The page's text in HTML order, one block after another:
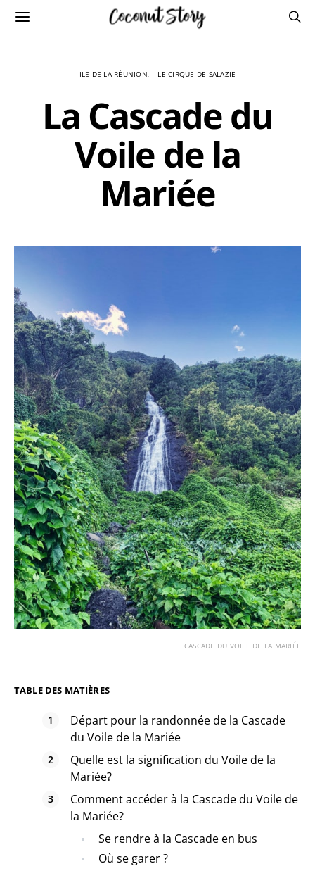
ILE DE LA RÉUNION LE CIRQUE DE SALAZIE
La Cascade du
Voile de la
Mariée
CASCADE DU VOILE DE LA MARIÉE
TABLE DES MATIÈRES
Départ pour la randonnée de la Cascade
du Voile de la Mariée
Quelle est la signification du Voile de la
Mariée?
Comment accéder à la Cascade du Voile de
la Mariée?
Se rendre à la Cascade en bus
Où se garer ?